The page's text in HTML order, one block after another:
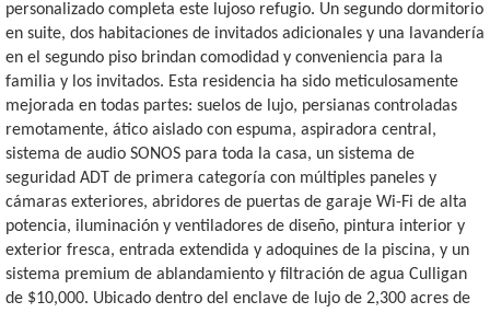
personalizado completa este lujoso refugio. Un segundo dormitorio
en suite, dos habitaciones de invitados adicionales y una lavandería
en el segundo piso brindan comodidad y conveniencia para la
familia y los invitados. Esta residencia ha sido meticulosamente
mejorada en todas partes: suelos de lujo, persianas controladas
remotamente, ático aislado con espuma, aspiradora central,
sistema de audio SONOS para toda la casa, un sistema de
seguridad ADT de primera categoría con múltiples paneles y
cámaras exteriores, abridores de puertas de garaje Wi-Fi de alta
potencia, iluminación y ventiladores de diseño, pintura interior y
exterior fresca, entrada extendida y adoquines de la piscina, y un
sistema premium de ablandamiento y filtración de agua Culligan
de $10,000. Ubicado dentro del enclave de lujo de 2,300 acres de